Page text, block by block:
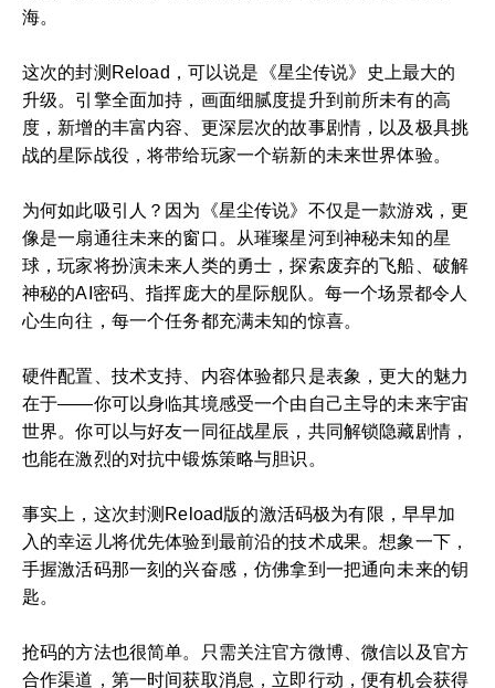
海。
这次的封测Reload，可以说是《星尘传说》史上最大的
升级。引擎全面加持，画面细腻度提升到前所未有的高
度，新增的丰富内容、更深层次的故事剧情，以及极具挑
战的星际战役，将带给玩家一个崭新的未来世界体验。
为何如此吸引人？因为《星尘传说》不仅是一款游戏，更
像是一扇通往未来的窗口。从璀璨星河到神秘未知的星
球，玩家将扮演未来人类的勇士，探索废弃的飞船、破解
神秘的AI密码、指挥庞大的星际舰队。每一个场景都令人
心生向往，每一个任务都充满未知的惊喜。
硬件配置、技术支持、内容体验都只是表象，更大的魅力
在于——你可以身临其境感受一个由自己主导的未来宇宙
世界。你可以与好友一同征战星辰，共同解锁隐藏剧情，
也能在激烈的对抗中锻炼策略与胆识。
事实上，这次封测Reload版的激活码极为有限，早早加
入的幸运儿将优先体验到最前沿的技术成果。想象一下，
手握激活码那一刻的兴奋感，仿佛拿到一把通向未来的钥
匙。
抢码的方法也很简单。只需关注官方微博、微信以及官方
合作渠道，第一时间获取消息，立即行动，便有机会获得